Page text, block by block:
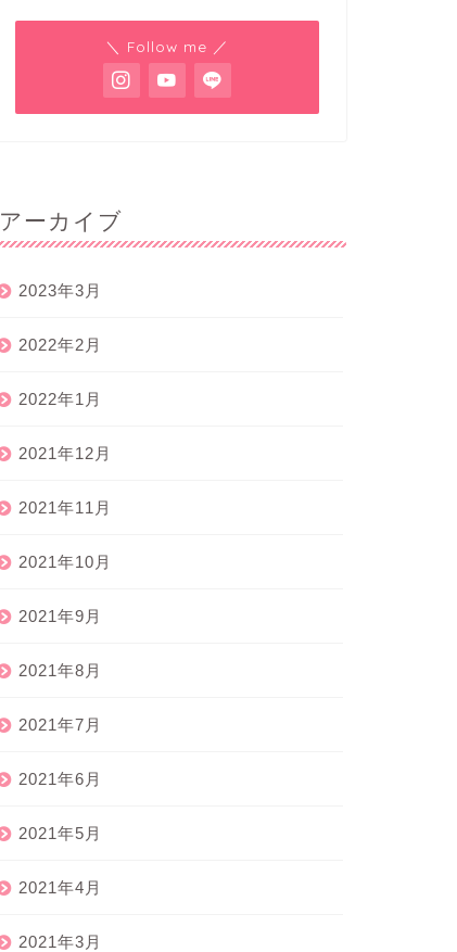
＼ Follow me ／
アーカイブ
2023年3月
2022年2月
2022年1月
2021年12月
2021年11月
2021年10月
2021年9月
2021年8月
2021年7月
2021年6月
2021年5月
2021年4月
2021年3月